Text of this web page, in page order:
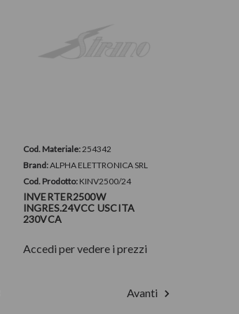
Cod. Materiale: 254342
Brand:ALPHA ELETTRONICA SRL
Cod. Prodotto: KINV2500/24
INVERTER2500W
INGRES.24VCC USCITA
230VCA
Accedi per vedere i prezzi
Avanti